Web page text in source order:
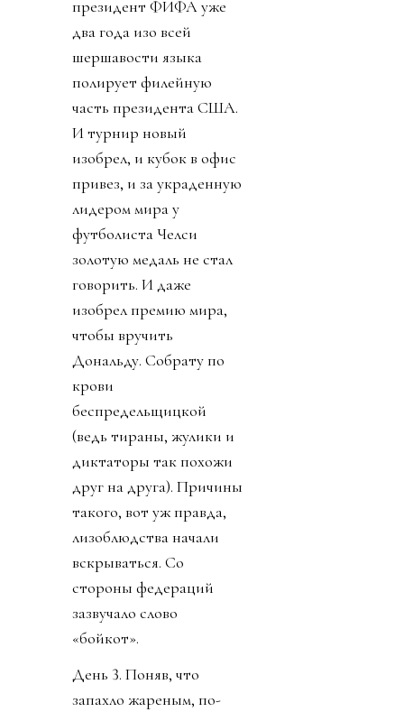
президент ФИФА уже
два года изо всей
шершавости языка
полирует филейную
часть президента США.
И турнир новый
изобрел, и кубок в офис
привез, и за украденную
лидером мира у
футболиста Челси
золотую медаль не стал
говорить. И даже
изобрел премию мира,
чтобы вручить
Дональду. Собрату по
крови
беспредельщицкой
(ведь тираны, жулики и
диктаторы так похожи
друг на друга). Причины
такого, вот уж правда,
лизоблюдства начали
вскрываться. Со
стороны федераций
зазвучало слово
«бойкот».
День 3. Поняв, что
запахло жареным, по-